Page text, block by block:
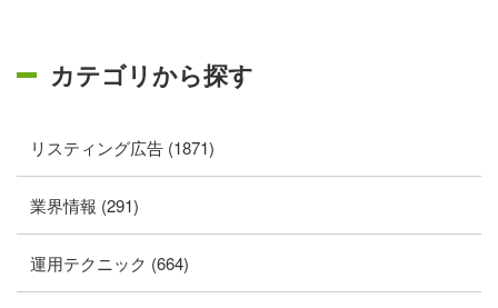
カテゴリから探す
リスティング広告 (1871)
業界情報 (291)
運用テクニック (664)